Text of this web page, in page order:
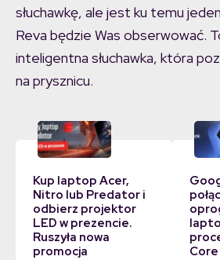
słuchawkę, ale jest ku temu
Reva będzie Was obserwować.
inteligentna słuchawka, która
na prysznicu.
Kup laptop Acer,
Nitro lub Predator i
odbierz projektor
LED w prezencie.
Ruszyła nowa
promocja